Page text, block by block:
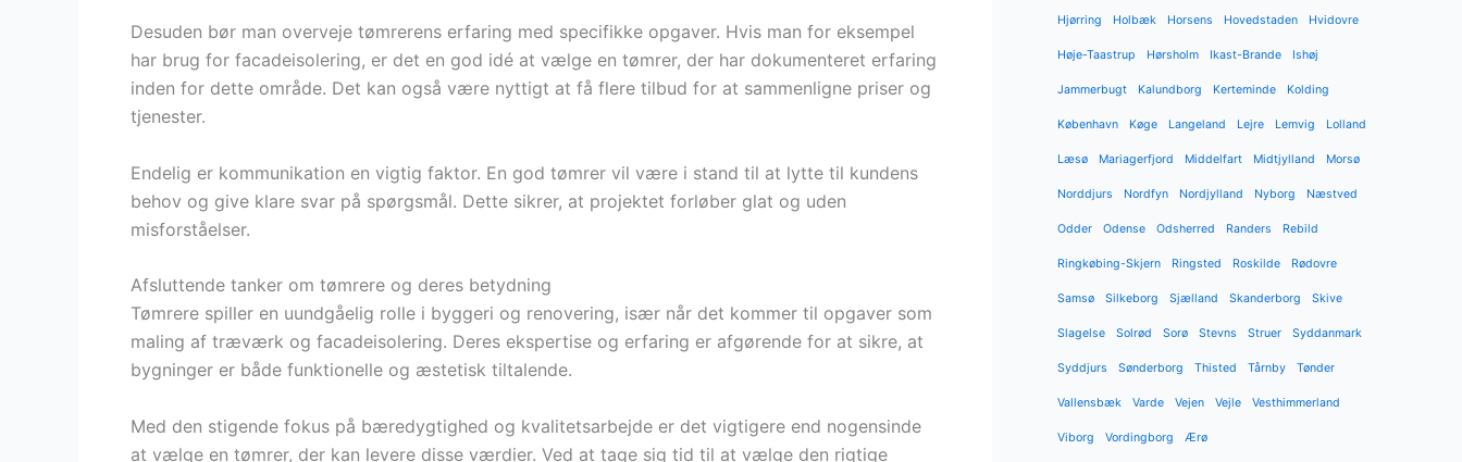
Desuden bør man overveje tømrerens erfaring med specifikke opgaver. Hvis man for eksempel
har brug for facadeisolering, er det en god idé at vælge en tømrer, der har dokumenteret erfaring
inden for dette område. Det kan også være nyttigt at få flere tilbud for at sammenligne priser og
tjenester.
Endelig er kommunikation en vigtig faktor. En god tømrer vil være i stand til at lytte til kundens
behov og give klare svar på spørgsmål. Dette sikrer, at projektet forløber glat og uden
misforståelser.
Afsluttende tanker om tømrere og deres betydning
Tømrere spiller en uundgåelig rolle i byggeri og renovering, især når det kommer til opgaver som
maling af træværk og facadeisolering. Deres ekspertise og erfaring er afgørende for at sikre, at
bygninger er både funktionelle og æstetisk tiltalende.
Med den stigende fokus på bæredygtighed og kvalitetsarbejde er det vigtigere end nogensinde
at vælge en tømrer, der kan levere disse værdier. Ved at tage sig tid til at vælge den rigtige
Hjørring Holbæk Horsens Hovedstaden Hvidovre
Høje-Taastrup Hørsholm Ikast-Brande Ishøj
Jammerbugt Kalundborg Kerteminde Kolding
København Køge Langeland Lejre Lemvig Lolland
Læsø Mariagerfjord Middelfart Midtjylland Morsø
Norddjurs Nordfyn Nordjylland Nyborg Næstved
Odder Odense Odsherred Randers Rebild
Ringkøbing-Skjern Ringsted Roskilde Rødovre
Samsø Silkeborg Sjælland Skanderborg Skive
Slagelse Solrød Sorø Stevns Struer Syddanmark
Syddjurs Sønderborg Thisted Tårnby Tønder
Vallensbæk Varde Vejen Vejle Vesthimmerland
Viborg Vordingborg Ærø